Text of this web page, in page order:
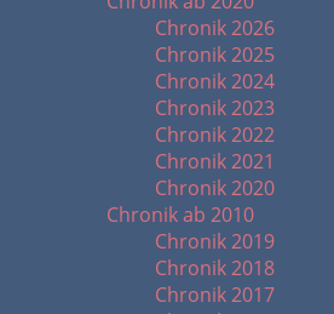
Chronik 2026
Chronik 2025
Chronik 2024
Chronik 2023
Chronik 2022
Chronik 2021
Chronik 2020
Chronik ab 2010
Chronik 2019
Chronik 2018
Chronik 2017